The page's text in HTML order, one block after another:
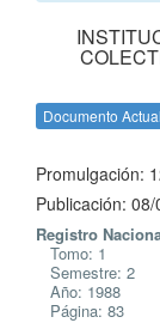
Documento
Promulgación:
Publicación:
Registro
Tomo: 1
Semestre: 2
Año: 1988
Página: 83